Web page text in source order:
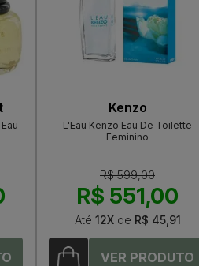
Kenzo
L'Eau Kenzo Eau De Toilette
Feminino
R$ 599,00
R$ 551,00
Até 12Xde R$ 45,91